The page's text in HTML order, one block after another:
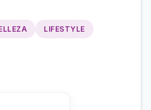
LIFESTYLE